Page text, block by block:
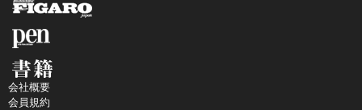
会社概要
会員規約